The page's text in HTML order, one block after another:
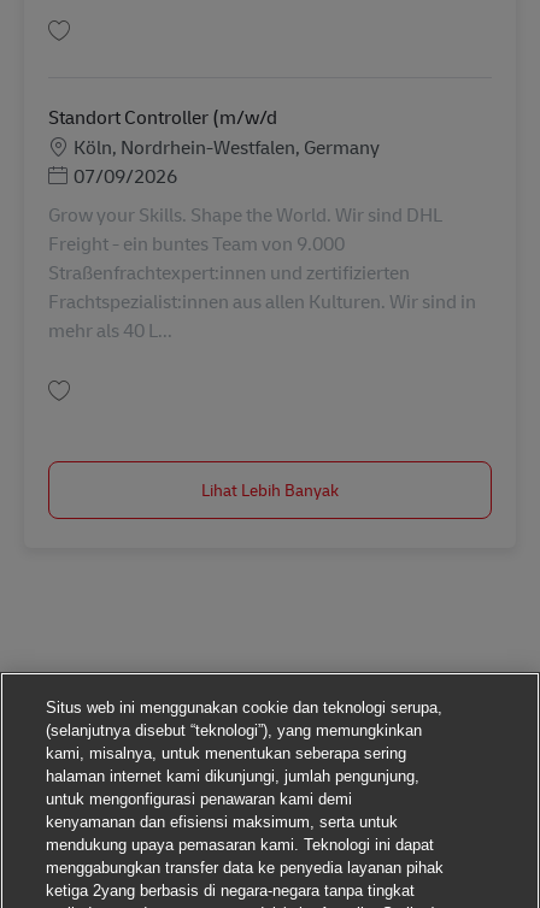
Standort Controller (m/w/d
LokasiKöln, Nordrhein-Westfalen, Germany
Posted Date
07/09/2026
Grow your Skills. Shape the World. Wir sind DHL
Freight - ein buntes Team von 9.000
Straßenfrachtexpert:innen und zertifizierten
Frachtspezialist:innen aus allen Kulturen. Wir sind in
mehr als 40 L...
Lihat Lebih Banyak
Situs web ini menggunakan cookie dan teknologi serupa,
(selanjutnya disebut “teknologi”), yang memungkinkan
kami, misalnya, untuk menentukan seberapa sering
halaman internet kami dikunjungi, jumlah pengunjung,
untuk mengonfigurasi penawaran kami demi
kenyamanan dan efisiensi maksimum, serta untuk
mendukung upaya pemasaran kami. Teknologi ini dapat
menggabungkan transfer data ke penyedia layanan pihak
ketiga 2yang berbasis di negara-negara tanpa tingkat